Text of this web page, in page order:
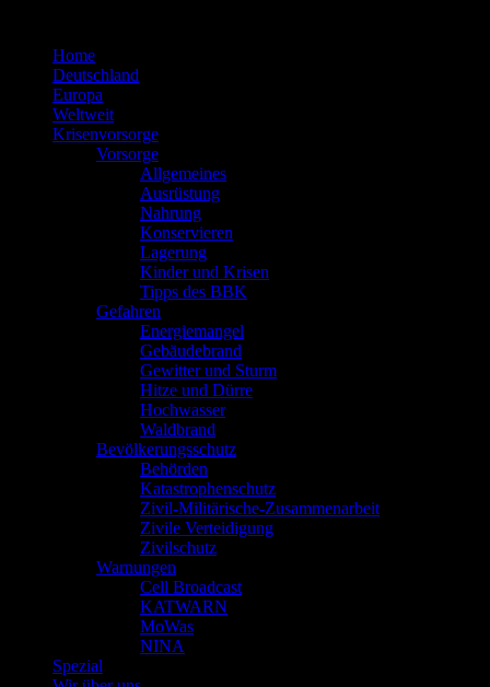
springenHome
Deutschland
Europa
Weltweit
Krisenvorsorge
Vorsorge
Allgemeines
Ausrüstung
Nahrung
Konservieren
Lagerung
Kinder und Krisen
Tipps des BBK
Gefahren
Energiemangel
Gebäudebrand
Gewitter und Sturm
Hitze und Dürre
Hochwasser
Waldbrand
Bevölkerungsschutz
Behörden
Katastrophenschutz
Zivil-Militärische-Zusammenarbeit
Zivile Verteidigung
Zivilschutz
Warnungen
Cell Broadcast
KATWARN
MoWas
NINA
Spezial